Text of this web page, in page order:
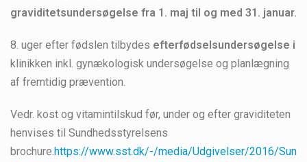
graviditetsundersøgelse fra 1. maj til og med 31. januar.
8. uger efter fødslen tilbydes efterfødselsundersøgelse i
klinikken inkl. gynækologisk undersøgelse og planlægning
af fremtidig prævention.
Vedr. kost og vitamintilskud før, under og efter graviditeten
henvises til Sundhedsstyrelsens
brochure. https://www.sst.dk/-/media/Udgivelser/2016/Sun